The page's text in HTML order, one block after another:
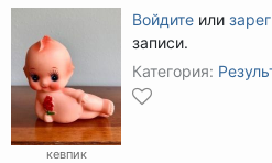
кевпик
Войдите или
записи.
Категория: